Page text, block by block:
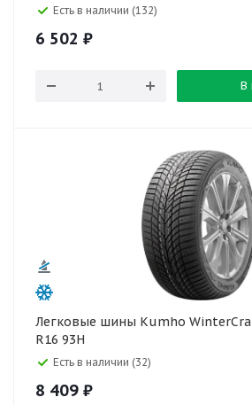
Есть в наличии (132)
6 502 ₽
В
Легковые шины Kumho
R16 93H
Есть в наличии (32)
8 409 ₽